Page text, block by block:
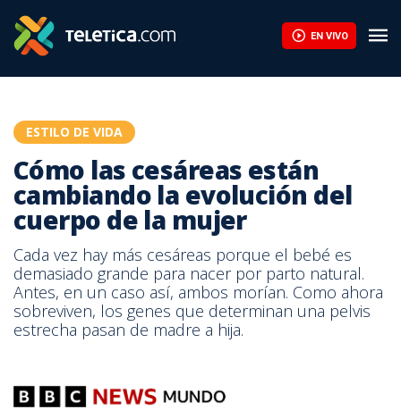
EN VIVO
ESTILO DE VIDA
Cómo las cesáreas están
cambiando la evolución del
cuerpo de la mujer
Cada vez hay más cesáreas porque el bebé es
demasiado grande para nacer por parto natural.
Antes, en un caso así, ambos morían. Como ahora
sobreviven, los genes que determinan una pelvis
estrecha pasan de madre a hija.
713324_976.jpg